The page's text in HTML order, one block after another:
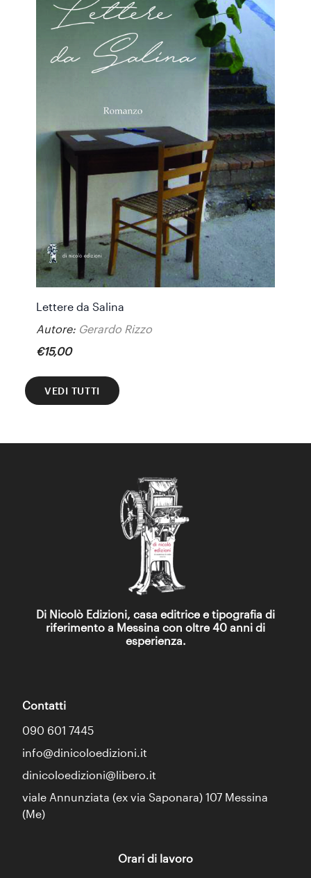
Lettere da Salina
Autore: Gerardo Rizzo
€15,00
VEDI TUTTI
Di Nicolò Edizioni, casa editrice e tipografia di
riferimento a Messina con oltre 40 anni di
esperienza.
Contatti
090 601 7445
info@dinicoloedizioni.it
dinicoloedizioni@libero.it
viale Annunziata (ex via Saponara) 107 Messina
(Me)
Orari di lavoro